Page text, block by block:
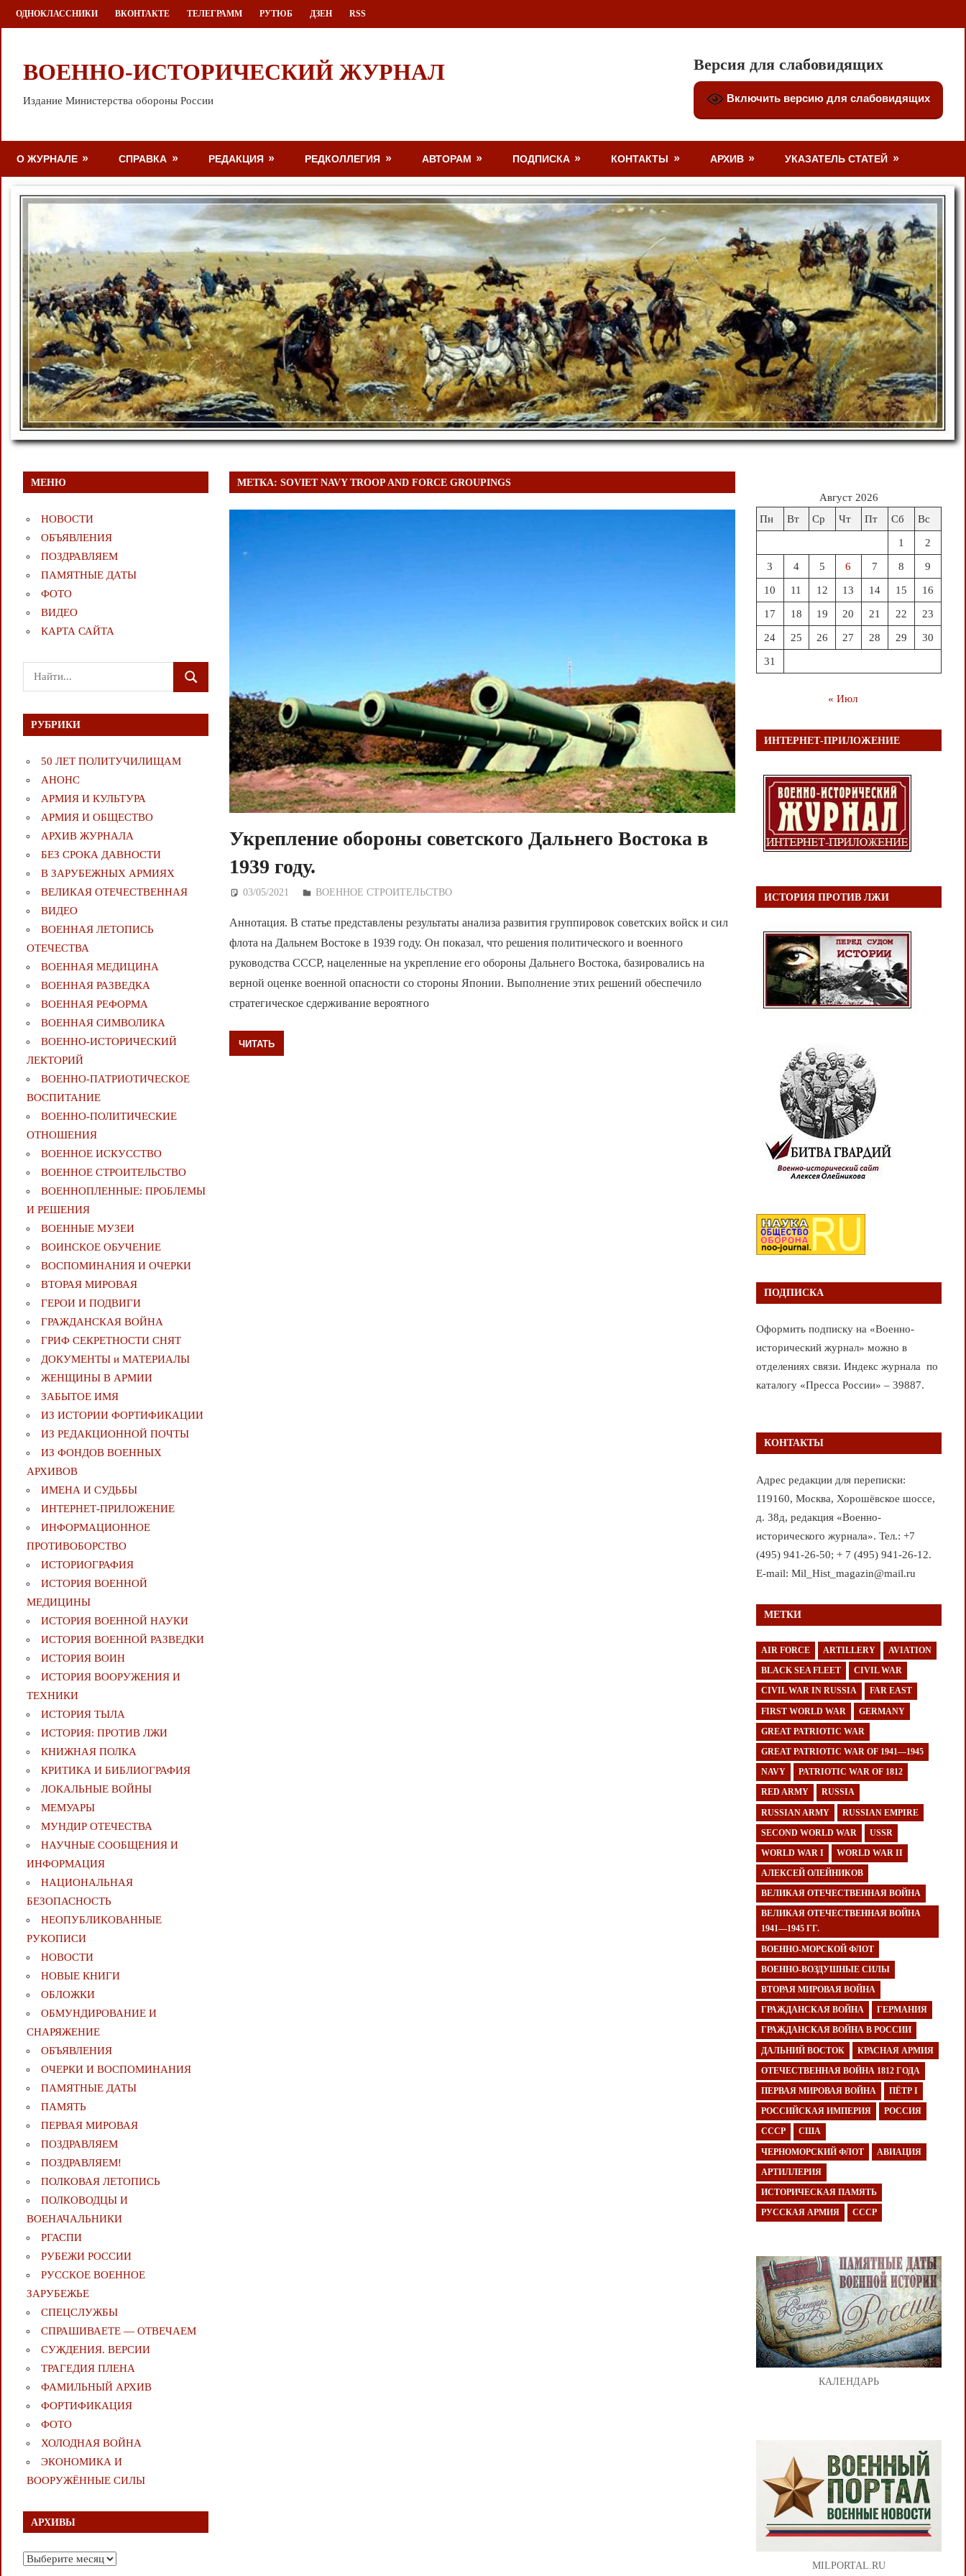
Перейти
к
ОДНОКЛАССНИКИ ВКОНТАКТЕ ТЕЛЕГРАММ РУТЮБ ДЗЕН RSS
ВОЕННО-ИСТОРИЧЕСКИЙ ЖУРНАЛ
Издание Министерства обороны России
Версия для слабовидящих
Включить версию для слабовидящих
О ЖУРНАЛЕ СПРАВКА РЕДАКЦИЯ РЕДКОЛЛЕГИЯ АВТОРАМ ПОДПИСКА КОНТАКТЫ АРХИВ УКАЗАТЕЛЬ СТАТЕЙ
МЕТКА:SOVIET NAVY TROOP AND FORCE GROUPINGS
Укрепление обороны советского Дальнего Востока в
1939 году.
03/05/2021 Дежурный по Редакции
ВОЕННОЕ СТРОИТЕЛЬСТВО
Аннотация. В статье представлены результаты анализа развития группировок советских войск и сил
флота на Дальнем Востоке в 1939 году. Он показал, что решения политического и военного
руководства СССР, нацеленные на укрепление его обороны Дальнего Востока, базировались на
верной оценке военной опасности со стороны Японии. Выполнение этих решений обеспечило
стратегическое сдерживание вероятного
ЧИТАТЬ
МЕНЮ
НОВОСТИ
ОБЪЯВЛЕНИЯ
ПОЗДРАВЛЯЕМ
ПАМЯТНЫЕ ДАТЫ
ФОТО
ВИДЕО
КАРТА САЙТА
Поиск
для:
ПОИСК
РУБРИКИ
50 ЛЕТ ПОЛИТУЧИЛИЩАМ
АНОНС
АРМИЯ И КУЛЬТУРА
АРМИЯ И ОБЩЕСТВО
АРХИВ ЖУРНАЛА
БЕЗ СРОКА ДАВНОСТИ
В ЗАРУБЕЖНЫХ АРМИЯХ
ВЕЛИКАЯ ОТЕЧЕСТВЕННАЯ
ВИДЕО
ВОЕННАЯ ЛЕТОПИСЬ
ОТЕЧЕСТВА
ВОЕННАЯ МЕДИЦИНА
ВОЕННАЯ РАЗВЕДКА
ВОЕННАЯ РЕФОРМА
ВОЕННАЯ СИМВОЛИКА
ВОЕННО-ИСТОРИЧЕСКИЙ
ЛЕКТОРИЙ
ВОЕННО-ПАТРИОТИЧЕСКОЕ
ВОСПИТАНИЕ
ВОЕННО-ПОЛИТИЧЕСКИE
ОТНОШЕНИЯ
ВОЕННОЕ ИСКУССТВО
ВОЕННОЕ СТРОИТЕЛЬСТВО
ВОЕННОПЛЕННЫЕ: ПРОБЛЕМЫ
И РЕШЕНИЯ
ВОЕННЫЕ МУЗЕИ
ВОИНСКОЕ ОБУЧЕНИЕ
ВОСПОМИНАНИЯ И ОЧЕРКИ
ВТОРАЯ МИРОВАЯ
ГЕРОИ И ПОДВИГИ
ГРАЖДАНСКАЯ ВОЙНА
ГРИФ СЕКРЕТНОСТИ СНЯТ
ДОКУМЕНТЫ и МАТЕРИАЛЫ
ЖЕНЩИНЫ В АРМИИ
ЗАБЫТОЕ ИМЯ
ИЗ ИСТОРИИ ФОРТИФИКАЦИИ
ИЗ РЕДАКЦИОННОЙ ПОЧТЫ
ИЗ ФОНДОВ ВОЕННЫХ
АРХИВОВ
ИМЕНА И СУДЬБЫ
ИНТЕРНЕТ-ПРИЛОЖЕНИЕ
ИНФОРМАЦИОННОЕ
ПРОТИВОБОРСТВО
ИСТОРИОГРАФИЯ
ИСТОРИЯ ВОЕННОЙ
МЕДИЦИНЫ
ИСТОРИЯ ВОЕННОЙ НАУКИ
ИСТОРИЯ ВОЕННОЙ РАЗВЕДКИ
ИСТОРИЯ ВОИН
ИСТОРИЯ ВООРУЖЕНИЯ И
ТЕХНИКИ
ИСТОРИЯ ТЫЛА
ИСТОРИЯ: ПРОТИВ ЛЖИ
КНИЖНАЯ ПОЛКА
КРИТИКА И БИБЛИОГРАФИЯ
ЛОКАЛЬНЫЕ ВОЙНЫ
МЕМУАРЫ
МУНДИР ОТЕЧЕСТВА
НАУЧНЫЕ СООБЩЕНИЯ И
ИНФОРМАЦИЯ
НАЦИОНАЛЬНАЯ
БЕЗОПАСНОСТЬ
НЕОПУБЛИКОВАННЫЕ
РУКОПИСИ
НОВОСТИ
НОВЫЕ КНИГИ
ОБЛОЖКИ
ОБМУНДИРОВАНИЕ И
СНАРЯЖЕНИЕ
ОБЪЯВЛЕНИЯ
ОЧЕРКИ И ВОСПОМИНАНИЯ
ПАМЯТНЫЕ ДАТЫ
ПАМЯТЬ
ПЕРВАЯ МИРОВАЯ
ПОЗДРАВЛЯЕМ
ПОЗДРАВЛЯЕМ!
ПОЛКОВАЯ ЛЕТОПИСЬ
ПОЛКОВОДЦЫ И
ВОЕНАЧАЛЬНИКИ
РГАСПИ
РУБЕЖИ РОССИИ
РУССКОЕ ВОЕННОЕ
ЗАРУБЕЖЬЕ
СПЕЦСЛУЖБЫ
СПРАШИВАЕТЕ — ОТВЕЧАЕМ
СУЖДЕНИЯ. ВЕРСИИ
ТРАГЕДИЯ ПЛЕНА
ФАМИЛЬНЫЙ АРХИВ
ФОРТИФИКАЦИЯ
ФОТО
ХОЛОДНАЯ ВОЙНА
ЭКОНОМИКА И
ВООРУЖЁННЫЕ СИЛЫ
АРХИВЫ
Архивы
Август 2026
Пн
Вт Ср Чт Пт Сб Вс
1 2
3 4 5 6 7 8 9
10 11 12 13 14 15 16
17 18 19 20 21 22 23
24 25 26 27 28 29 30
31
« Июл
ИНТЕРНЕТ-ПРИЛОЖЕНИЕ
ИСТОРИЯ ПРОТИВ ЛЖИ
ПОДПИСКА
Оформить подписку на «Военно-
исторический журнал» можно в
отделениях связи. Индекс журнала по
каталогу «Пресса России» – 39887.
КОНТАКТЫ
Адрес редакции для переписки:
119160, Москва, Хорошёвское шоссе,
д. 38д, редакция «Военно-
исторического журнала». Тел.: +7
(495) 941-26-50; + 7 (495) 941-26-12.
E-mail: Mil_Hist_magazin@mail.ru
МЕТКИ
AIR FORCE ARTILLERY AVIATION
BLACK SEA FLEET CIVIL WAR
CIVIL WAR IN RUSSIA FAR EAST
FIRST WORLD WAR GERMANY
GREAT PATRIOTIC WAR
GREAT PATRIOTIC WAR OF 1941—1945
NAVY PATRIOTIC WAR OF 1812
RED ARMY RUSSIA
RUSSIAN ARMY RUSSIAN EMPIRE
SECOND WORLD WAR USSR
WORLD WAR I WORLD WAR II
АЛЕКСЕЙ ОЛЕЙНИКОВ
ВЕЛИКАЯ ОТЕЧЕСТВЕННАЯ ВОЙНА
ВЕЛИКАЯ ОТЕЧЕСТВЕННАЯ ВОЙНА
1941—1945 ГГ.
ВОЕННО-МОРСКОЙ ФЛОТ
ВОЕННО-ВОЗДУШНЫЕ СИЛЫ
ВТОРАЯ МИРОВАЯ ВОЙНА
ГРАЖДАНСКАЯ ВОЙНА ГЕРМАНИЯ
ГРАЖДАНСКАЯ ВОЙНА В РОССИИ
ДАЛЬНИЙ ВОСТОК КРАСНАЯ АРМИЯ
ОТЕЧЕСТВЕННАЯ ВОЙНА 1812 ГОДА
ПЕРВАЯ МИРОВАЯ ВОЙНА ПЁТР I
РОССИЙСКАЯ ИМПЕРИЯ РОССИЯ
СССР США
ЧЕРНОМОРСКИЙ ФЛОТ АВИАЦИЯ
АРТИЛЛЕРИЯ
ИСТОРИЧЕСКАЯ ПАМЯТЬ
РУССКАЯ АРМИЯ СССР
КАЛЕНДАРЬ
MILPORTAL.RU